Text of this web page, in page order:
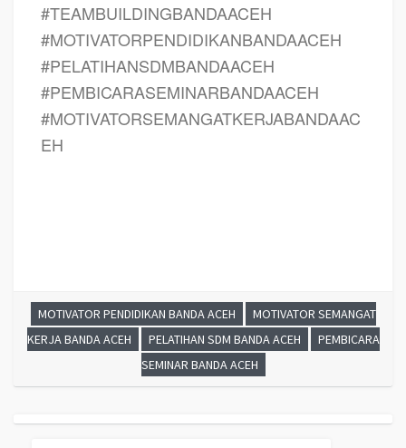
#TEAMBUILDINGBANDAACEH
#MOTIVATORPENDIDIKANBANDAACEH
#PELATIHANSDMBANDAACEH
#PEMBICARASEMINARBANDAACEH
#MOTIVATORSEMANGATKERJABANDAAC
EH
MOTIVATOR PENDIDIKAN BANDA ACEH
MOTIVATOR SEMANGAT
KERJA BANDA ACEH
PELATIHAN SDM BANDA ACEH
PEMBICARA
SEMINAR BANDA ACEH